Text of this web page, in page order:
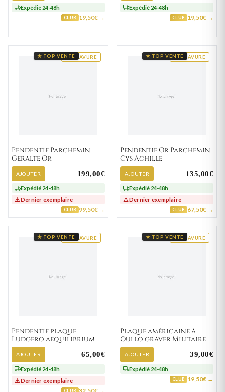
Expédié 24-48h
CLUB 19,50€ →
Expédié 24-48h
CLUB 19,50€ →
GRAVURE
★ TOP VENTE
Pendentif Parchemin
Geralte Or
AJOUTER 199,00€
Expédié 24-48h
⚠️ Dernier exemplaire
CLUB 99,50€ →
GRAVURE
★ TOP VENTE
Pendentif Or Parchemin
Cys Achille
AJOUTER 135,00€
Expédié 24-48h
⚠️ Dernier exemplaire
CLUB 67,50€ →
GRAVURE
★ TOP VENTE
Pendentif plaque
Ludgero aequilibrium
AJOUTER 65,00€
Expédié 24-48h
⚠️ Dernier exemplaire
CLUB
GRAVURE
★ TOP VENTE
Plaque américaine à
Oullo graver Militaire
AJOUTER 39,00€
Expédié 24-48h
CLUB 19,50€ →